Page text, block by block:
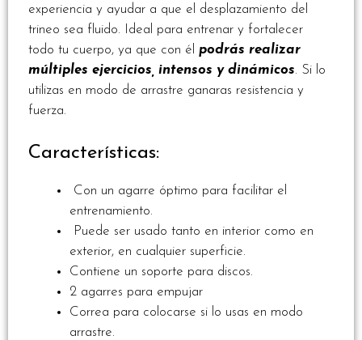
experiencia y ayudar a que el desplazamiento del
trineo sea fluido. Ideal para entrenar y fortalecer
todo tu cuerpo, ya que con él podrás realizar
múltiples ejercicios, intensos y dinámicos. Si lo
utilizas en modo de arrastre ganaras resistencia y
fuerza.
Características:
Con un agarre óptimo para facilitar el
entrenamiento.
Puede ser usado tanto en interior como en
exterior, en cualquier superficie.
Contiene un soporte para discos.
2 agarres para empujar
Correa para colocarse si lo usas en modo
arrastre.